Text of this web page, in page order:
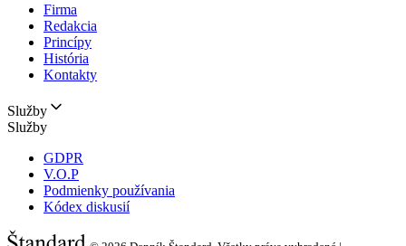
Firma
Redakcia
Princípy
História
Kontakty
Služby
Služby
GDPR
V.O.P
Podmienky používania
Kódex diskusií